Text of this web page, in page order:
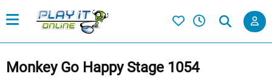
Monkey Go Happy Stage 1054